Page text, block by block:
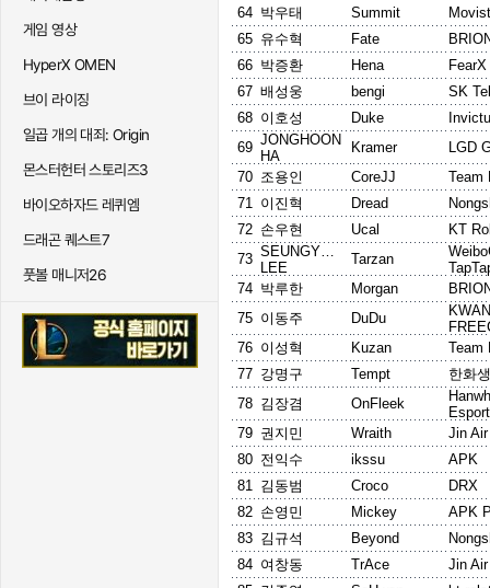
게임 영상
HyperX OMEN
브이 라이징
일곱 개의 대죄: Origin
몬스터헌터 스토리즈3
바이오하자드 레퀴엠
드래곤 퀘스트7
풋볼 매니저26
64 박우태 Summit
65 유수혁 Fate
66 박증환 Hena
FearX
67 배성웅 bengi
SK
68 이호성 Duke
69 JONGHOON
HA
Kramer
LGD
70 조용인 CoreJJ
Team
71 이진혁 Dread
72 손우현 Ucal
KT
73 SEUNGYONG
LEE
Tarzan
74 박루한 Morgan
75 이동주 DuDu
76 이성혁 Kuzan
Team
77 강명구 Tempt
한화
78 김장겸 OnFleek
79 권지민 Wraith
Jin
80 전익수 ikssu
APK
81 김동범 Croco
DRX
82 손영민 Mickey
APK
83 김규석 Beyond
84 여창동 TrAce
Jin